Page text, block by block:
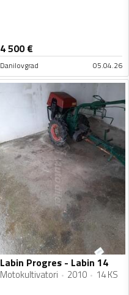
4 500€
Danilovgrad 05.04.26
Labin Progres - Labin 14
Motokultivatori 2010 14 KS